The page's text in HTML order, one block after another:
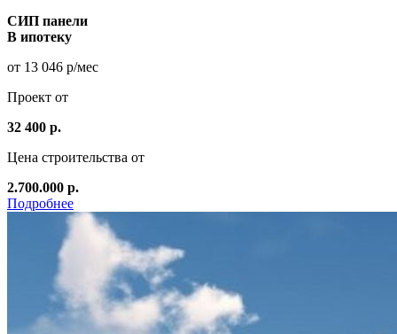
СИП панели
В ипотеку
от 13 046 р/мес
Проект от
32 400 р.
Цена строительства от
2.700.000 р.
Подробнее